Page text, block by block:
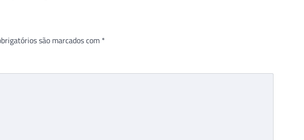
são marcados com *